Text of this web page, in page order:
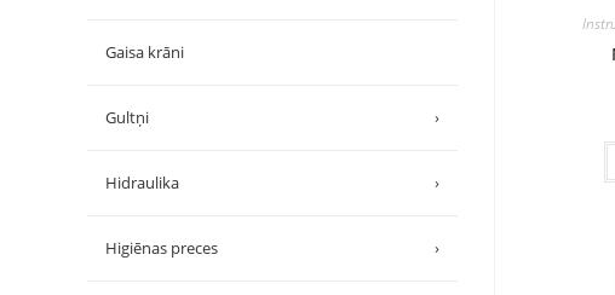
Gaisa krāni
Gultņi ›
Hidraulika ›
Higiēnas preces ›